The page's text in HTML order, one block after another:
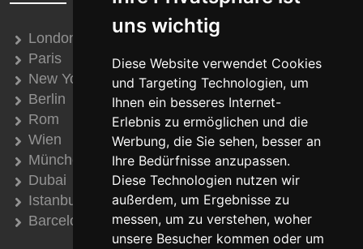
uns wichtig
Diese Website verwendet Cookies
und Targeting Technologien, um
Ihnen ein besseres Internet-
Erlebnis zu ermöglichen und die
Werbung, die Sie sehen, besser an
Ihre Bedürfnisse anzupassen.
Diese Technologien nutzen wir
außerdem, um Ergebnisse zu
messen, um zu verstehen, woher
unsere Besucher kommen oder um
London
Paris
New York
Berlin
Rom
Wien
München
Dubai
Istanbul
Barcelona